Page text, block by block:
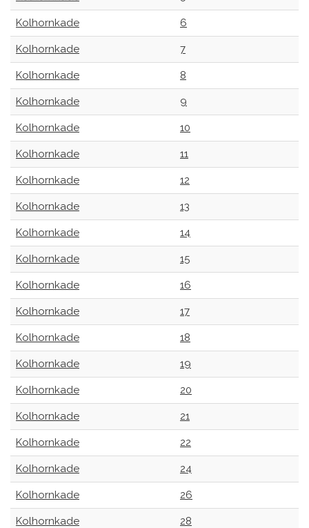
Kolhornkade 6
Kolhornkade 7
Kolhornkade 8
Kolhornkade 9
Kolhornkade 10
Kolhornkade 11
Kolhornkade 12
Kolhornkade 13
Kolhornkade 14
Kolhornkade 15
Kolhornkade 16
Kolhornkade 17
Kolhornkade 18
Kolhornkade 19
Kolhornkade 20
Kolhornkade 21
Kolhornkade 22
Kolhornkade 24
Kolhornkade 26
Kolhornkade 28